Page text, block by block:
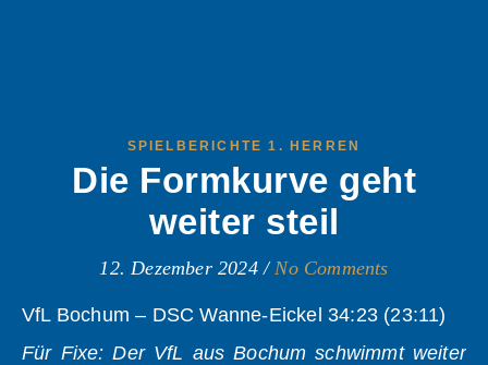
SPIELBERICHTE 1. HERREN
Die Formkurve geht
weiter steil
12. Dezember 2024 / No Comments
VfL Bochum – DSC Wanne-Eickel 34:23 (23:11)
Für Fixe: Der VfL aus Bochum schwimmt weiter